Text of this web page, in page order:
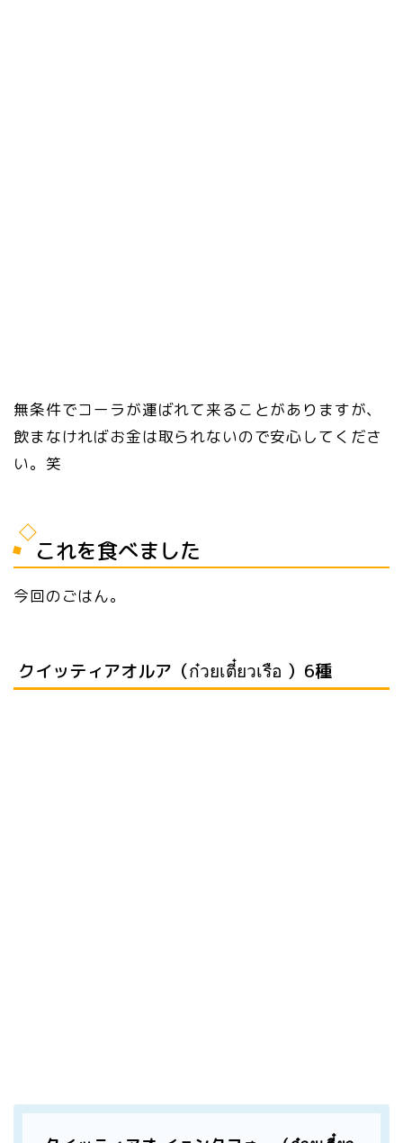
無条件でコーラが運ばれて来ることがありますが、
飲まなければお金は取られないので安心してくださ
い。笑
これを食べました
今回のごはん。
クイッティアオルア（ก๋วยเตี๋ยวเรือ ）6種